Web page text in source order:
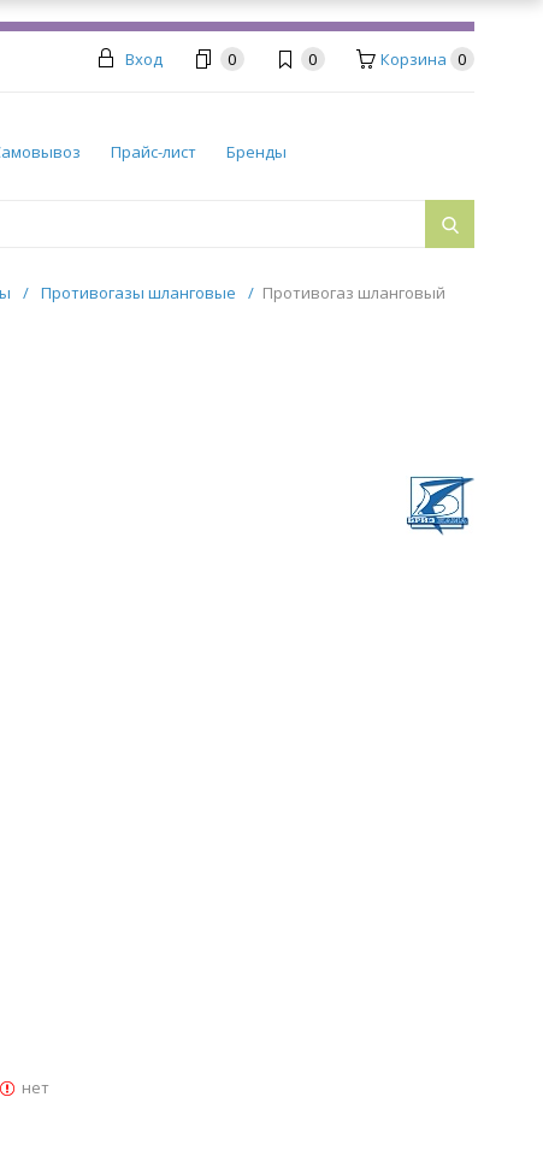
Вход 0 0 Корзина 0
Прайс-лист Бренды
/ Противогазы шланговые / Противогаз шланговый
нет